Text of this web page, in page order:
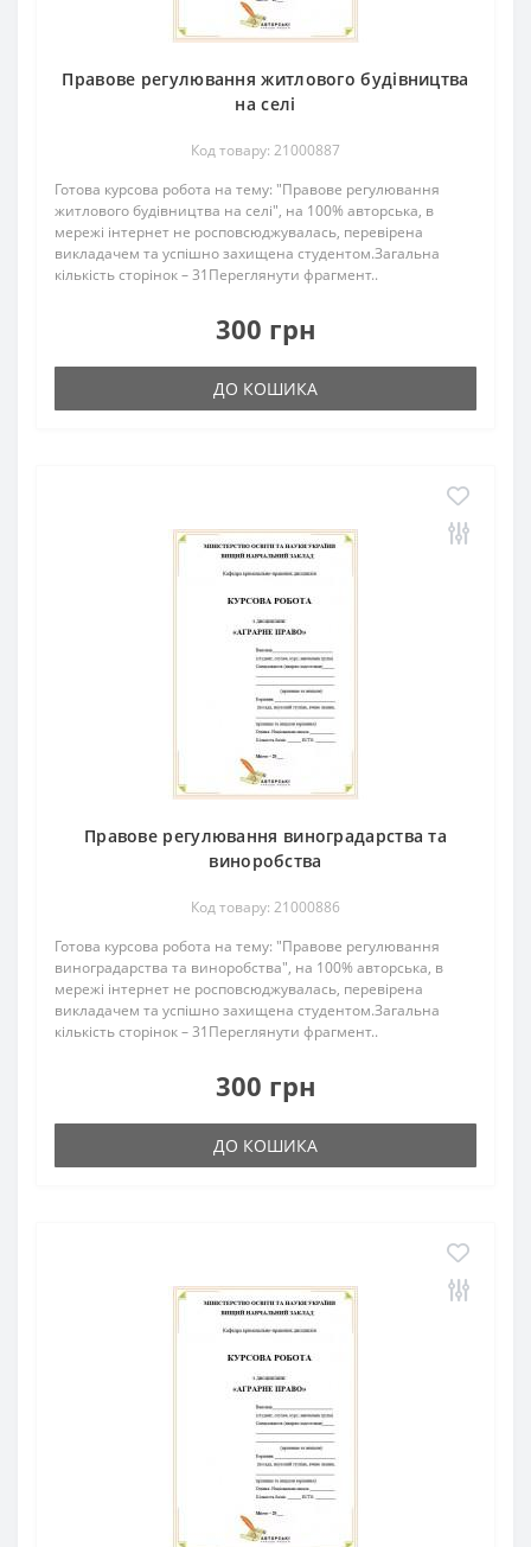
Правове регулювання житлового будівництва
на селі
Код товару: 21000887
Готова курсова робота на тему: "Правове регулювання
житлового будівництва на селі", на 100% авторська, в
мережі інтернет не росповсюджувалась, перевірена
викладачем та успішно захищена студентом.Загальна
кількість сторінок – 31Переглянути фрагмент..
300 грн
ДО КОШИКА
Правове регулювання виноградарства та
виноробства
Код товару: 21000886
Готова курсова робота на тему: "Правове регулювання
виноградарства та виноробства", на 100% авторська, в
мережі інтернет не росповсюджувалась, перевірена
викладачем та успішно захищена студентом.Загальна
кількість сторінок – 31Переглянути фрагмент..
300 грн
ДО КОШИКА